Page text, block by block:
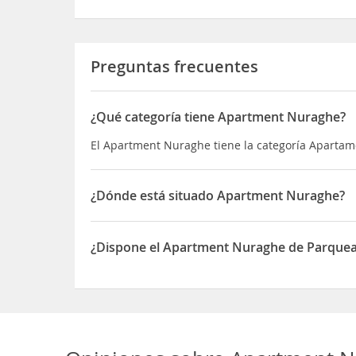
Preguntas frecuentes
¿Qué categoría tiene Apartment Nuraghe?
El Apartment Nuraghe tiene la categoría
¿Dónde está situado Apartment Nuraghe?
El Apartment Nuraghe está situado en Sa
¿Dispone el Apartment Nuraghe de